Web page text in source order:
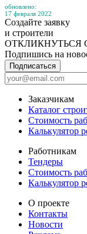
обновлено:
17 февраля 2022
Создайте заявку
и строители
ОТКЛИКНУТЬСЯ
Подпишись на
Подписаться
Заказчикам
Каталог
Стоимость
Калькулятор
Работникам
Тендеры
Стоимость
Калькулятор
О проекте
Контакты
Новости